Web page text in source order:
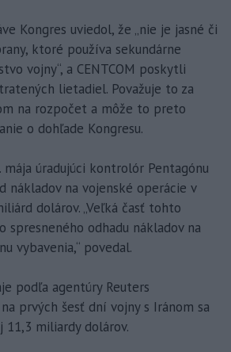
Kongres uviedol, že „nie je jasné či
ktoré používa sekundárne
vojny“, a CENTCOM poskytli
lietadiel. Považuje to za
na rozpočet a môže to preto
o dohľade Kongresu.
mája úradujúci kontrolór Pentagónu
nákladov na vojenské operácie v
dolárov. „Veľká časť tohto
spresneného odhadu nákladov na
vybavenia,“ povedal.
podľa agentúry Reuters
prvých šesť dní vojny s Iránom sa
miliardy dolárov.